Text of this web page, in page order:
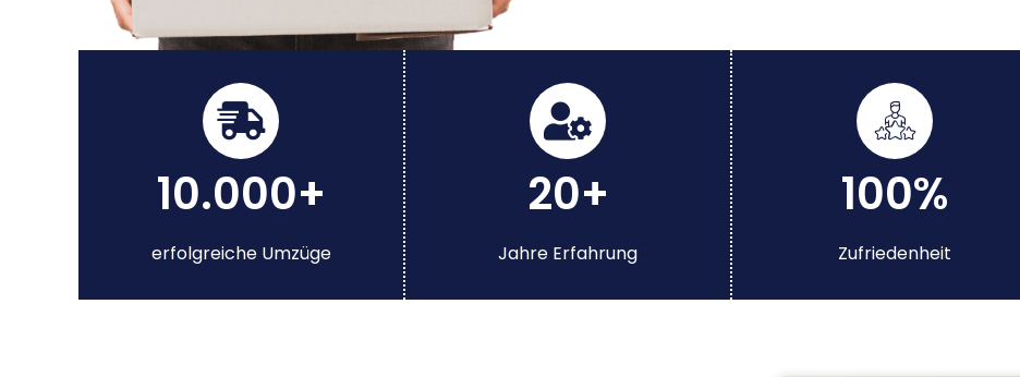
10.000+
erfolgreiche Umzüge
20+
Jahre Erfahrung
100%
Zufriedenheit